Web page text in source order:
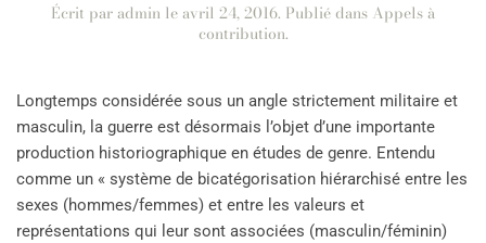
Écrit paradmin leavril 24, 2016. Publié dans Appels à
contribution.
Longtemps considérée sous un angle strictement militaire et
masculin, la guerre est désormais l’objet d’une importante
production historiographique en études de genre. Entendu
comme un « système de bicatégorisation hiérarchisé entre les
sexes (hommes/femmes) et entre les valeurs et
représentations qui leur sont associées (masculin/féminin)